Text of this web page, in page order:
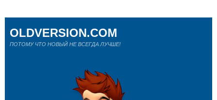
OLDVERSION.COM
ПОТОМУ ЧТО НОВЫЙ НЕ ВСЕГДА ЛУЧШЕ!